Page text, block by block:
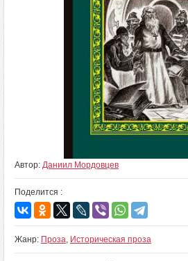
Автор: Даниил Мордовцев
Поделится :
Жанр: Проза, Историческая проза